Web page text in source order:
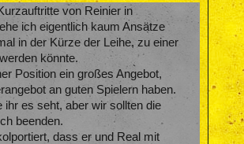
von Reinier in
ich eigentlich kaum Ansätze
in der Kürze der Leihe, zu einer
könnte.
Position ein großes Angebot,
an guten Spielern haben.
ihr es seht, aber wir sollten die
beenden.
dass er und Real mit